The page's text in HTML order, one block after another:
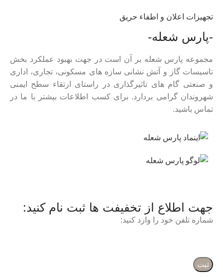
تجهیزات اعلان و اطفاء حریق
-پارس شعله-
مجموعه پارس شعله بر آن است در جهت بهبود عملکرد بخش
تاسیسات گاز و آتش نشانی سازه های مسکونی، تجاری، اداری
و صنعتی گام های تاثیرگذاری در راستای ارتقاء سطح ایمنی
شهروندان گرامی بردارد. برای کسب اطلاعات بیشتر با ما در
تماس باشید.
جهت اطلاع از تخفیفت ها ثبت نام کنید:
شماره تلفن خود را وارد کنید: